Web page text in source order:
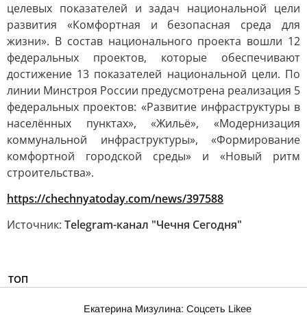
целевых показателей и задач национальной цели
развития «Комфортная и безопасная среда для
жизни». В состав национального проекта вошли 12
федеральных проектов, которые обеспечивают
достижение 13 показателей национальной цели. По
линии Минстроя России предусмотрена реализация 5
федеральных проектов: «Развитие инфраструктуры в
населённых пунктах», «Жильё», «Модернизация
коммунальной инфраструктуры», «Формирование
комфортной городской среды» и «Новый ритм
строительства».
https://chechnyatoday.com/news/397588
Источник: Telegram-канал "Чечня Сегодня"
ТОП
Екатерина Мизулина: Соцсеть Likee